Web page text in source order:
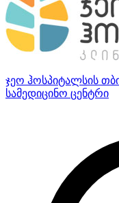
ჯეო ჰოსპიტალსის
სამედიცინო ცენტრი